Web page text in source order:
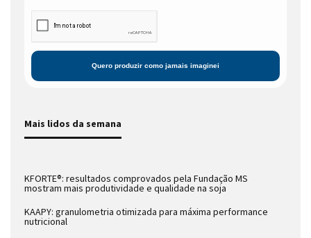
Mais lidos da semana
KFORTE®: resultados comprovados pela Fundação MS
mostram mais produtividade e qualidade na soja
KAAPY: granulometria otimizada para máxima performance
nutricional